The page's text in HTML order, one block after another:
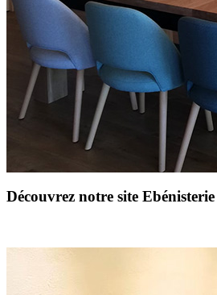
Découvrez notre site Ebénisterie